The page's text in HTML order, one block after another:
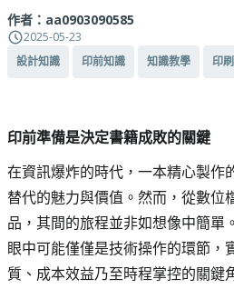
作者： aa0903090585
2025-05-23
設計知識 印前知識 知識教學 印
印前準備是決定書籍成敗的關鍵
在資訊爆炸的時代，一本精心製作
替代的魅力與價值。然而，從數位
品，其間的旅程並非如想像中簡單
眼中可能僅僅是技術操作的環節，
質、成本效益乃至時程掌控的關鍵